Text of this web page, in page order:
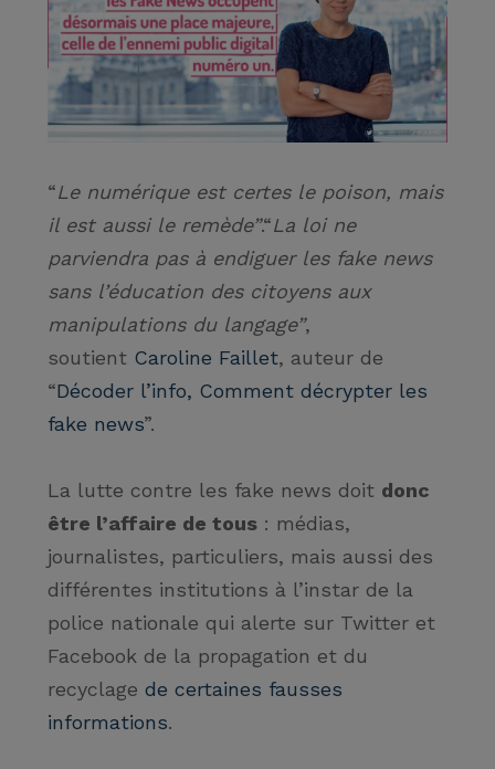
“Le numérique est certes le poison, mais
il est aussi le remède”.“La loi ne
parviendra pas à endiguer les fake news
sans l’éducation des citoyens aux
manipulations du langage”,
soutient Caroline Faillet, auteur de
“Décoder l’info, Comment décrypter les
fake news”.
La lutte contre les fake news doit donc
être l’affaire de tous: médias,
journalistes, particuliers, mais aussi des
différentes institutions à l’instar de la
police nationale qui alerte sur Twitter et
Facebook de la propagation et du
recyclage de certaines fausses
informations.